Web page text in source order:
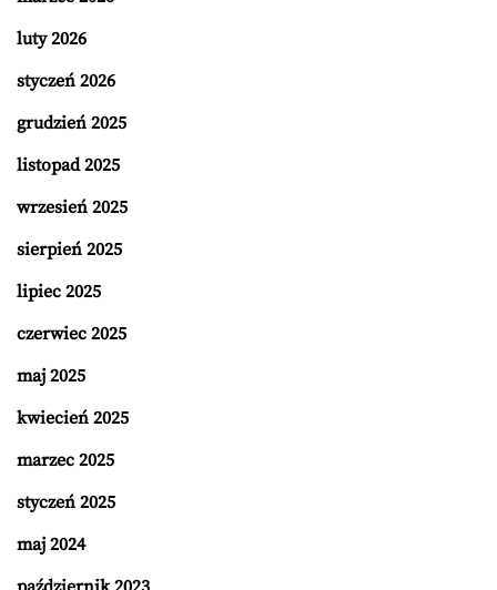
luty 2026
styczeń 2026
grudzień 2025
listopad 2025
wrzesień 2025
sierpień 2025
lipiec 2025
czerwiec 2025
maj 2025
kwiecień 2025
marzec 2025
styczeń 2025
maj 2024